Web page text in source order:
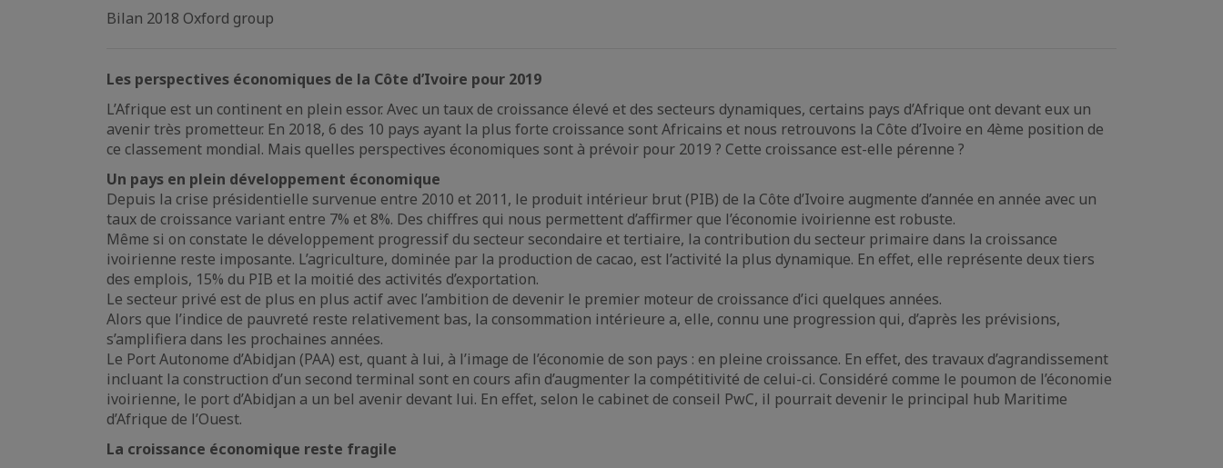
Bilan 2018 Oxford group
Les perspectives économiques de la Côte d’Ivoire pour 2019
L’Afrique est un continent en plein essor. Avec un taux de croissance élevé et des secteurs dynamiques, certains pays d’Afrique ont devant eux un
avenir très prometteur. En 2018, 6 des 10 pays ayant la plus forte croissance sont Africains et nous retrouvons la Côte d’Ivoire en 4ème position de
ce classement mondial. Mais quelles perspectives économiques sont à prévoir pour 2019 ? Cette croissance est-elle pérenne ?
Un pays en plein développement économique
Depuis la crise présidentielle survenue entre 2010 et 2011, le produit intérieur brut (PIB) de la Côte d’Ivoire augmente d’année en année avec un
taux de croissance variant entre 7% et 8%. Des chiffres qui nous permettent d’affirmer que l’économie ivoirienne est robuste.
Même si on constate le développement progressif du secteur secondaire et tertiaire, la contribution du secteur primaire dans la croissance
ivoirienne reste imposante. L’agriculture, dominée par la production de cacao, est l’activité la plus dynamique. En effet, elle représente deux tiers
des emplois, 15% du PIB et la moitié des activités d’exportation.
Le secteur privé est de plus en plus actif avec l’ambition de devenir le premier moteur de croissance d’ici quelques années.
Alors que l’indice de pauvreté reste relativement bas, la consommation intérieure a, elle, connu une progression qui, d’après les prévisions,
s’amplifiera dans les prochaines années.
Le Port Autonome d’Abidjan (PAA) est, quant à lui, à l’image de l’économie de son pays : en pleine croissance. En effet, des travaux d’agrandissement
incluant la construction d’un second terminal sont en cours afin d’augmenter la compétitivité de celui-ci. Considéré comme le poumon de l’économie
ivoirienne, le port d’Abidjan a un bel avenir devant lui. En effet, selon le cabinet de conseil PwC, il pourrait devenir le principal hub Maritime
d’Afrique de l’Ouest.
La croissance économique reste fragile